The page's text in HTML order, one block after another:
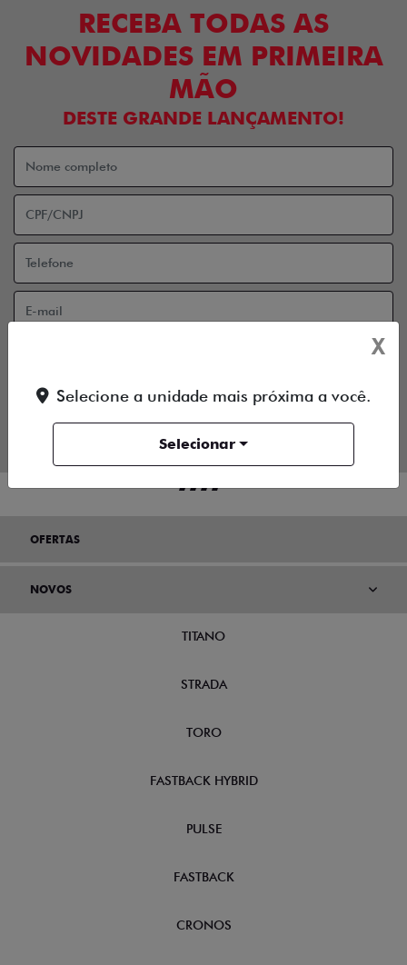
RECEBA TODAS AS
NOVIDADES EM PRIMEIRA
MÃO
DESTE GRANDE LANÇAMENTO!
OFERTAS
NOVOS
TITANO
STRADA
TORO
FASTBACK HYBRID
PULSE
FASTBACK
CRONOS
X
Selecione a unidade mais próxima a você.
Selecionar